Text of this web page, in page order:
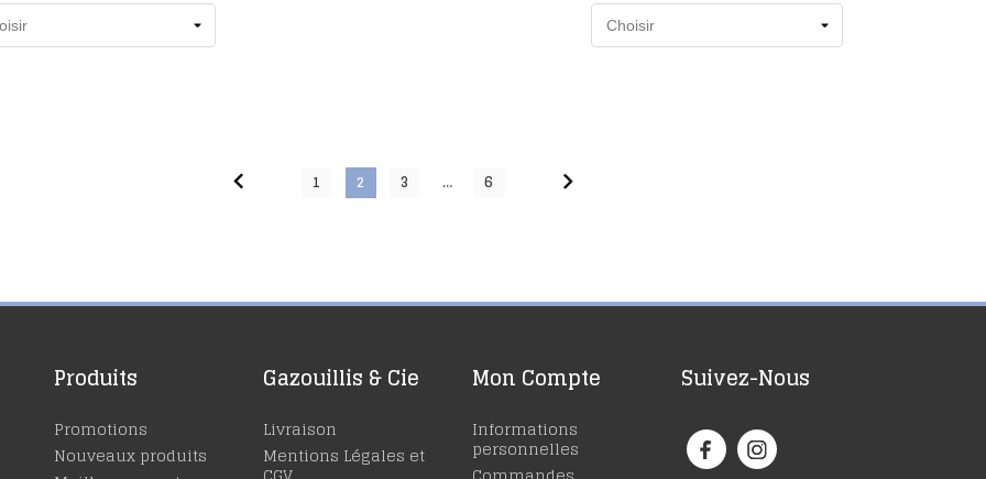
 1 2 3 … 6 
Produits
Promotions
Nouveaux produits
Gazouillis & Cie
Livraison
Mentions Légales et
Mon Compte
Informations
personnelles
Suivez-Nous